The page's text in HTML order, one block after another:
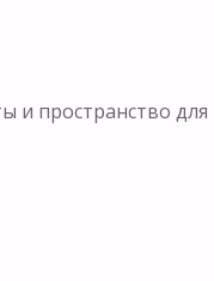
и пространство для